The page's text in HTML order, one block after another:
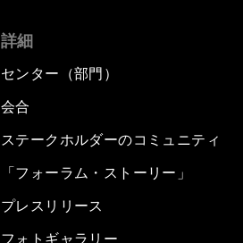
詳細
センター（部門）
会合
ステークホルダーのコミュニティ
「フォーラム・ストーリー」
プレスリリース
フォトギャラリー